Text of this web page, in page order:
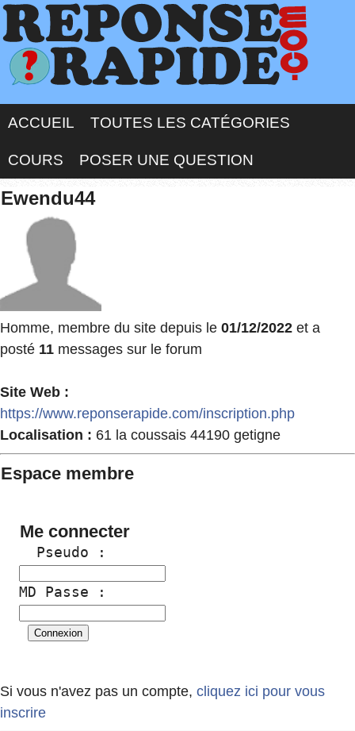
ACCUEIL TOUTES LES CATÉGORIES
COURS POSER UNE QUESTION
Ewendu44
Homme, membre du site depuis le 01/12/2022 et a
posté 11 messages sur le forum
Site Web :
https://www.reponserapide.com/inscription.php
Localisation : 61 la coussais 44190 getigne
Espace membre
Me connecter
  Pseudo :
MD Passe :
Si vous n'avez pas un compte, cliquez ici pour vous
inscrire